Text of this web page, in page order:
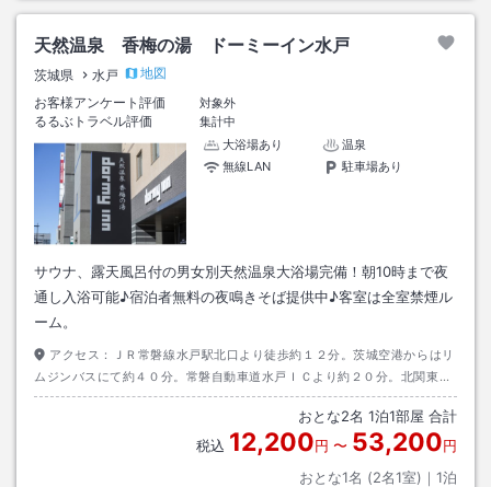
天然温泉 香梅の湯 ドーミーイン水戸
茨城県 水戸
地図
お客様アンケート評価
対象外
るるぶトラベル評価
集計中
大浴場あり
温泉
無線LAN
駐車場あり
サウナ、露天風呂付の男女別天然温泉大浴場完備！朝10時まで夜
通し入浴可能♪宿泊者無料の夜鳴きそば提供中♪客室は全室禁煙ル
ーム。
アクセス：
ＪＲ常磐線水戸駅北口より徒歩約１２分。茨城空港からはリ
ムジンバスにて約４０分。常磐自動車道水戸ＩＣより約２０分。北関東道
水戸南ＩＣより約２０分。
おとな2名 1泊1部屋 合計
税込 12,200円 〜 53,200円
おとな1名 (2名1室)｜ 1泊